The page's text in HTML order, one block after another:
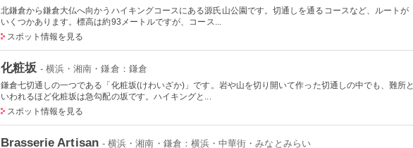
北鎌倉から鎌倉大仏へ向かうハイキングコースにある源氏山公園です。切通しを通るコースなど、ルートが
いくつかあります。標高は約93メートルですが、コース...
スポット情報を見る
化粧坂 - 横浜・湘南・鎌倉：鎌倉
鎌倉七切通しの一つである「化粧坂(けわいざか)」です。岩や山を切り開いて作った切通しの中でも、難所と
いわれるほど化粧坂は急勾配の坂です。ハイキングと...
スポット情報を見る
Brasserie Artisan - 横浜・湘南・鎌倉：横浜・中華街・みなとみらい